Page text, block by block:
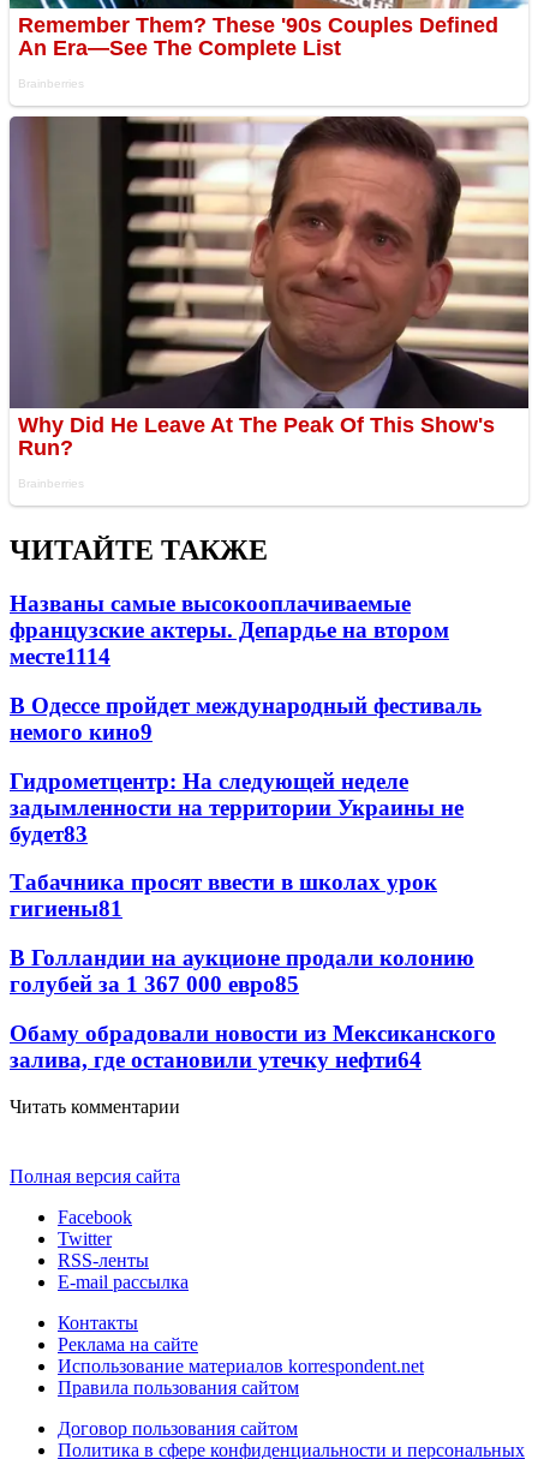
ЧИТАЙТЕ ТАКЖЕ
Названы самые высокооплачиваемые
французские актеры. Депардье на втором
месте1114
В Одессе пройдет международный фестиваль
немого кино9
Гидрометцентр: На следующей неделе
задымленности на территории Украины не
будет83
Табачника просят ввести в школах урок
гигиены81
В Голландии на аукционе продали колонию
голубей за 1 367 000 евро85
Обаму обрадовали новости из Мексиканского
залива, где остановили утечку нефти64
Читать комментарии
Полная версия сайта
Facebook
Twitter
RSS-ленты
E-mail рассылка
Контакты
Реклама на сайте
Использование материалов korrespondent.net
Правила пользования сайтом
Договор пользования сайтом
Политика в сфере конфиденциальности и персональных